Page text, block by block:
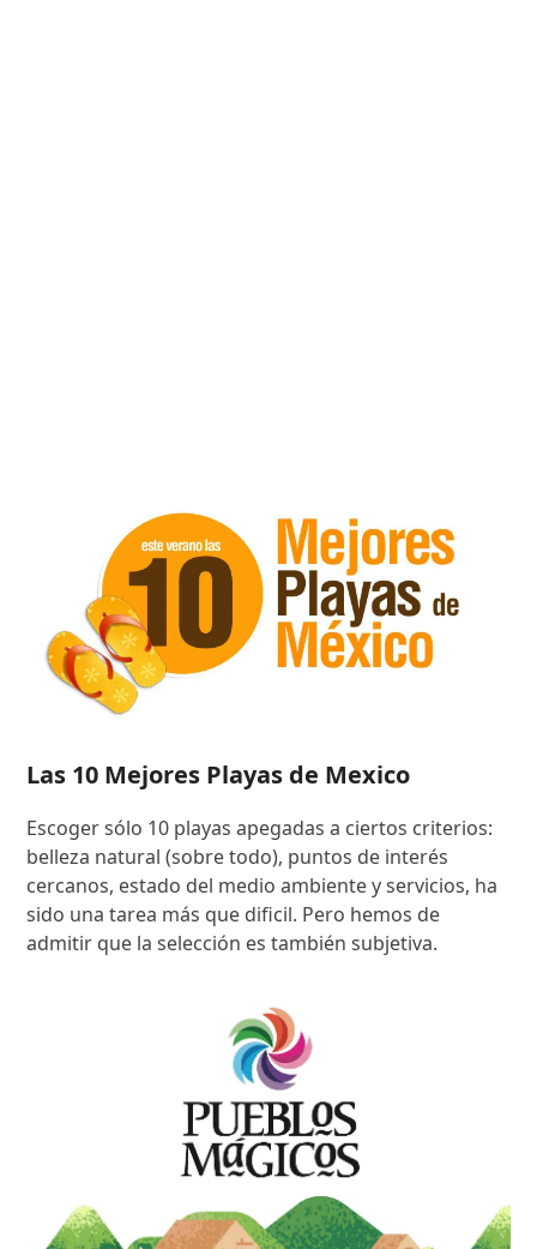
Las 10 Mejores Playas de Mexico
Escoger sólo 10 playas apegadas a ciertos criterios:
belleza natural (sobre todo), puntos de interés
cercanos, estado del medio ambiente y servicios, ha
sido una tarea más que dificil. Pero hemos de
admitir que la selección es también subjetiva.